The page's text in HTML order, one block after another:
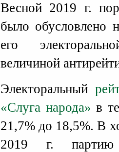
Весной 2019 г.
было обусловлено
его
величиной
Электоральный
«Слуга народа» в
21,7% до 18,5%. В
2019 г. партию